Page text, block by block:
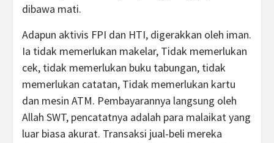
dibawa mati.
Adapun aktivis FPI dan HTI, digerakkan oleh iman.
Ia tidak memerlukan makelar, Tidak memerlukan
cek, tidak memerlukan buku tabungan, tidak
memerlukan catatan, Tidak memerlukan kartu
dan mesin ATM. Pembayarannya langsung oleh
Allah SWT, pencatatnya adalah para malaikat yang
luar biasa akurat. Transaksi jual-beli mereka